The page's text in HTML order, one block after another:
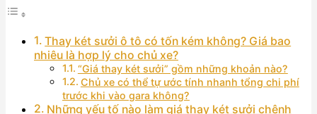
Thay két sưởi ô tô có tốn kém không? Giá bao
nhiêu là hợp lý cho chủ xe?
“Giá thay két sưởi” gồm những khoản nào?
Chủ xe có thể tự ước tính nhanh tổng chi phí
trước khi vào gara không?
Những yếu tố nào làm giá thay két sưởi chênh